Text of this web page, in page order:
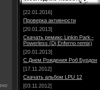
[22.01.2016]
Проверка активности
[20.01.2013]
Скачать ремикс Linkin Park -
Powerless (Dj Enferno remix)
[20.01.2013]
С Днем Рождения Роб Бурдон
[17.11.2012]
Скачать альбом LPU 12
[03.11.2012]